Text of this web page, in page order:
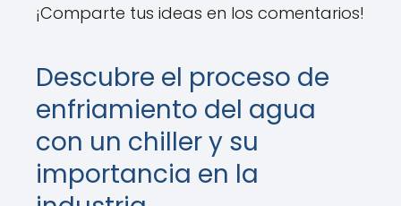
¡Comparte tus ideas en los comentarios!
Descubre el proceso de
enfriamiento del agua
con un chiller y su
importancia en la